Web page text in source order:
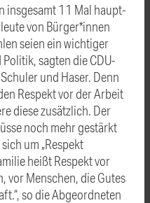
insgesamt 11 Mal haupt-
von Bürger*innen
seien ein wichtiger
sagten die CDU-
und Haser. Denn
Respekt vor der Arbeit
diese zusätzlich. Der
noch mehr gestärkt
um „Respekt
heißt Respekt vor
vor Menschen, die Gutes
so die Abgeordneten